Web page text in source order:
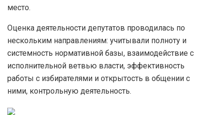
место.
Оценка деятельности депутатов проводилась по
нескольким направлениям: учитывали полноту и
системность нормативной базы, взаимодействие с
исполнительной ветвью власти, эффективность
работы с избирателями и открытость в общении с
ними, контрольную деятельность.